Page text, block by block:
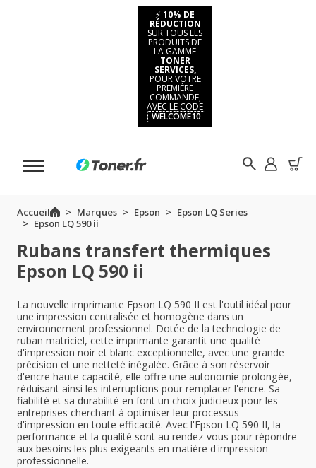
⚡ 10% DE
RÉDUCTION
SUR TOUS LES
PRODUITS DE
LA GAMME
TONER
SERVICES,
POUR VOTRE
PREMIÈRE
COMMANDE,
AVEC LE CODE
WELCOME10
Accueil Marques Epson
Epson LQ Series
Epson LQ 590 ii
Rubans transfert thermiques
Epson LQ 590 ii
La nouvelle imprimante Epson LQ 590 II est l'outil idéal pour
une impression centralisée et homogène dans un
environnement professionnel. Dotée de la technologie de
ruban matriciel, cette imprimante garantit une qualité
d'impression noir et blanc exceptionnelle, avec une grande
précision et une netteté inégalée. Grâce à son réservoir
d'encre haute capacité, elle offre une autonomie prolongée,
réduisant ainsi les interruptions pour remplacer l'encre. Sa
fiabilité et sa durabilité en font un choix judicieux pour les
entreprises cherchant à optimiser leur processus
d'impression en toute efficacité. Avec l'Epson LQ 590 II, la
performance et la qualité sont au rendez-vous pour répondre
aux besoins les plus exigeants en matière d'impression
professionnelle.